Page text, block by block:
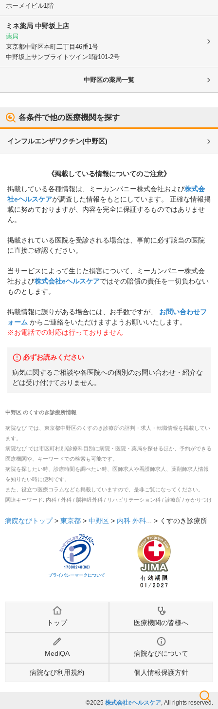
検索
ホーメイビル1階
ミネ薬局 中野坂上店
薬局
東京都中野区本町二丁目46番1号
中野坂上サンブライトツイン1階101-2号
中野区の薬局一覧
各条件で他の医療機関を探す
インフルエンザワクチン(中野区)
《掲載している情報についてのご注意》
掲載している各種情報は、ミーカンパニー株式会社および株式会
社eヘルスケアが調査した情報をもとにしています。 正確な情報掲
載に努めておりますが、内容を完全に保証するものではありませ
ん。
掲載されている医院を受診される場合は、事前に必ず該当の医院
に直接ご確認ください。
当サービスによって生じた損害について、ミーカンパニー株式会
社および株式会社eヘルスケアではその賠償の責任を一切負わない
ものとします。
掲載情報に誤りがある場合には、お手数ですが、
お問い合わせフ
ォーム からご連絡をいただけますようお願いいたします。
※お電話での対応は行っておりません
必ずお読みください
病気に関するご相談や各医院への個別のお問い合わせ・紹介な
どは受け付けておりません。
中野区 のくすのき診療所情報
病院なび では、 東京都中野区のくすのき診療所の評判・求人・転職情報を掲載してい
ます。
病院なび では市区町村別/診療科目別に病院・医院・薬局を探せるほか、予約ができる
医療機関や、キーワードでの検索も可能です。
病院を探したい時、診療時間を調べたい時、医師求人や看護師求人、薬剤師求人情報
を知りたい時に便利です。
また、役立つ医療コラムなども掲載していますので、是非ご覧になってください。
関連キーワード: 内科 / 外科 / 脳神経外科 / リハビリテーション科 / 診療所 / かかりつけ
病院なびトップ > 東京都 > 中野区 > 内科 外科 ... > くすのき診療所
プライバシーマークについて
トップ 医療機関の皆様へ
MediQA 病院なびについて
病院なび利用規約 個人情報保護方針
©2025 株式会社eヘルスケア, All rights reserved.